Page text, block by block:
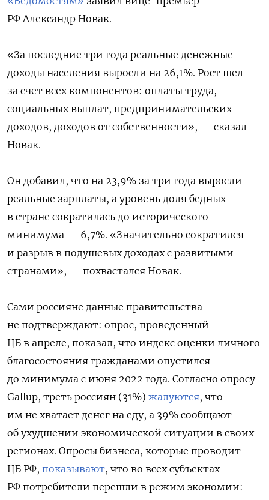
РФ Александр Новак.
«За последние три года реальные денежные
доходы населения выросли на 26,1%. Рост шел
за счет всех компонентов: оплаты труда,
социальных выплат, предпринимательских
доходов, доходов от собственности», — сказал
Новак.
Он добавил, что на 23,9% за три года выросли
реальные зарплаты, а уровень доля бедных
в стране сократилась до исторического
минимума — 6,7%. «Значительно сократился
и разрыв в подушевых доходах с развитыми
странами», — похвастался Новак.
Сами россияне данные правительства
не подтверждают: опрос, проведенный
ЦБ в апреле, показал, что индекс оценки личного
благосостояния гражданами опустился
до минимума с июня 2022 года. Согласно опросу
Gallup, треть россиян (31%) жалуются, что
им не хватает денег на еду, а 39% сообщают
об ухудшении экономической ситуации в своих
регионах. Опросы бизнеса, которые проводит
ЦБ РФ, показывают, что во всех субъектах
РФ потребители перешли в режим экономии: